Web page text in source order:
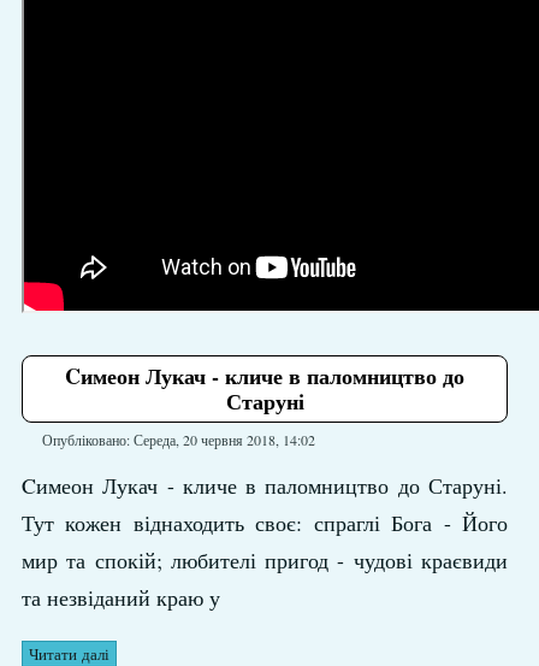
Cимеон Лукач - кличе в паломництво до
Старуні
Опубліковано: Середа, 20 червня 2018, 14:02
Cимеон Лукач - кличе в паломництво до Старуні.
Тут кожен віднаходить своє: спраглі Бога - Його
мир та спокій; любителі пригод - чудові краєвиди
та незвіданий краю у
Читати далі